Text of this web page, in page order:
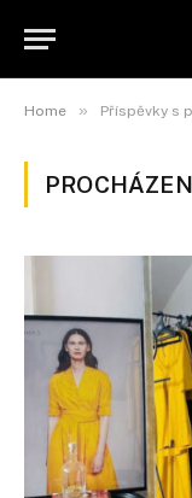
Home » Příspěvky s